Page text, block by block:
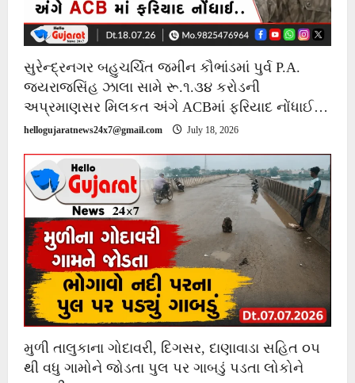
સુરેન્દ્રનગર બહુચર્ચિત જમીન કૌભાંડમાં પુર્વ P.A.
જયરાજસિંહ ઝાલા સામે રૂ.૧.૩૪ કરોડની
અપ્રમાણસર મિલકત અંગે ACBમાં ફરિયાદ નોંધાઈ…
hellogujaratnews24x7@gmail.com July 18, 2026
મુળી તાલુકાના ગોદાવરી, દિગસર, દાણાવાડા સહિત ૦૫
થી વધુ ગામોને જોડતા પુલ પર ગાબડું પડતા લોકોને